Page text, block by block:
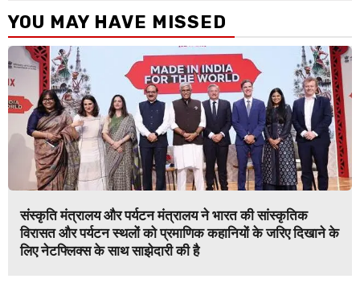
YOU MAY HAVE MISSED
संस्कृति मंत्रालय और पर्यटन मंत्रालय ने भारत की सांस्कृतिक
विरासत और पर्यटन स्थलों को प्रमाणिक कहानियों के जरिए दिखाने के
लिए नेटफ्लिक्स के साथ साझेदारी की है